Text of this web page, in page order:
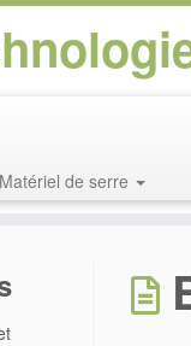
Matériel de serre